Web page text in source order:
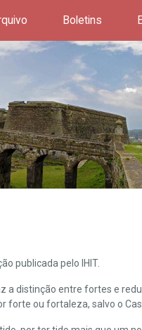
Boletins
publicada pelo IHIT.
a distinção entre fortes e
forte ou fortaleza, salvo o